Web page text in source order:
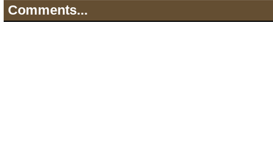
Comments...